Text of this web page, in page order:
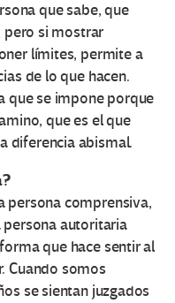
que sabe, que
pero si mostrar
límites, permite a
de lo que hacen.
que se impone porque
que es el que
diferencia abismal.
persona comprensiva,
persona autoritaria
que hace sentir al
Cuando somos
se sientan juzgados